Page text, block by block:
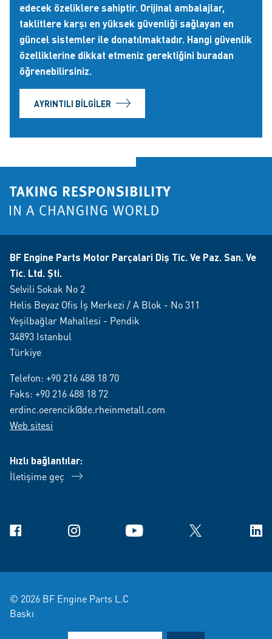
edecek özeliklere sahiptir. Orijinal ambalajlar,
taklitlere karşı en yüksek güvenliği sağlayan en
güncel sistemler ile donatılmaktadır. Hangi güvenlik
özelliklerine dikkat etmeniz gerektiğini buradan
öğrenebilirsiniz.
AYRINTILI BILGILER
BF Engine Parts Motor Parçalari Diş Tic. Ve Paz. San. Ve
Tic. Ltd. Şti.
Selvili Sokak No 2
Helis Beyaz Ofis İş Merkezi / A Blok - No 311
Yeşilbağlar Mahallesi - Pendik
34893 Istanbul
Türkiye
Telefon: +90 216 488 18 70
Faks: +90 216 488 18 72
erdinc.oerencik@de.rheinmetall.com
Web sitesi
Hızlı bağlantılar:
İletişime geç
Facebook Instagram YouTube X
© 2026 BF Engine Parts L.C
Baskı